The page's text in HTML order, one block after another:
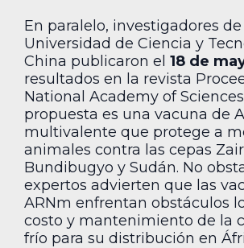
En paralelo, investigadores de
Universidad de Ciencia y
China publicaron el 18 de
resultados en la revista
National Academy of Sciences
propuesta es una vacuna de
multivalente que protege a
animales contra las cepas
Bundibugyo y Sudán. No
expertos advierten que las
ARNm enfrentan obstáculos
costo y mantenimiento de la
frío para su distribución en